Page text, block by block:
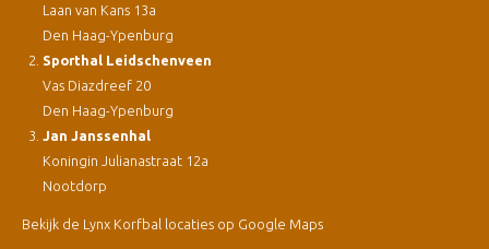
Laan van Kans 13a
Den Haag-Ypenburg
Sporthal Leidschenveen
Vas Diazdreef 20
Den Haag-Ypenburg
Jan Janssenhal
Koningin Julianastraat 12a
Nootdorp
Bekijk de Lynx Korfbal locaties op Google Maps